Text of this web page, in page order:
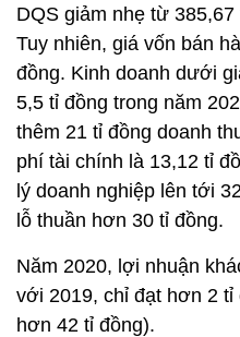
DQS giảm nhẹ từ
Tuy nhiên, giá vốn bán
đồng. Kinh doanh dưới
5,5 tỉ đồng trong năm
thêm 21 tỉ đồng doanh
phí tài chính là 13,12 tỉ
lý doanh nghiệp lên tới
lỗ thuần hơn 30 tỉ đồng.
Năm 2020, lợi nhuận
với 2019, chỉ đạt hơn 2 tỉ
hơn 42 tỉ đồng).